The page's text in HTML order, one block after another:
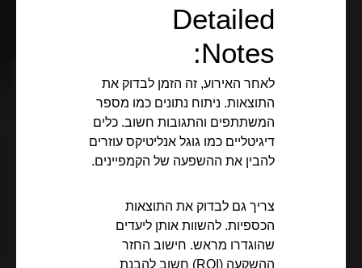
Detailed
Notes:
לאחר האירוע, זה הזמן לבדוק את
התוצאות. ניתוח נתונים כמו מספר
המשתתפים והתגובות חשוב. כלים
דיגיטליים כמו גוגל אנליטיקס עוזרים
להבין את ההשפעה של הקמפיינים.
צריך גם לבדוק את התוצאות
הכספיות. להשוות אותן ליעדים
שהוגדרו מראש. חישוב החזר
ההשקעה (ROI) חשוב להבנת